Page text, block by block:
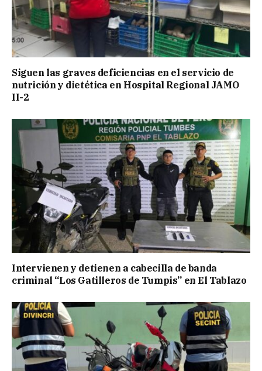
Siguen las graves deficiencias en el servicio de
nutrición y dietética en Hospital Regional JAMO
II-2
Intervienen y detienen a cabecilla de banda
criminal “Los Gatilleros de Tumpis” en El Tablazo